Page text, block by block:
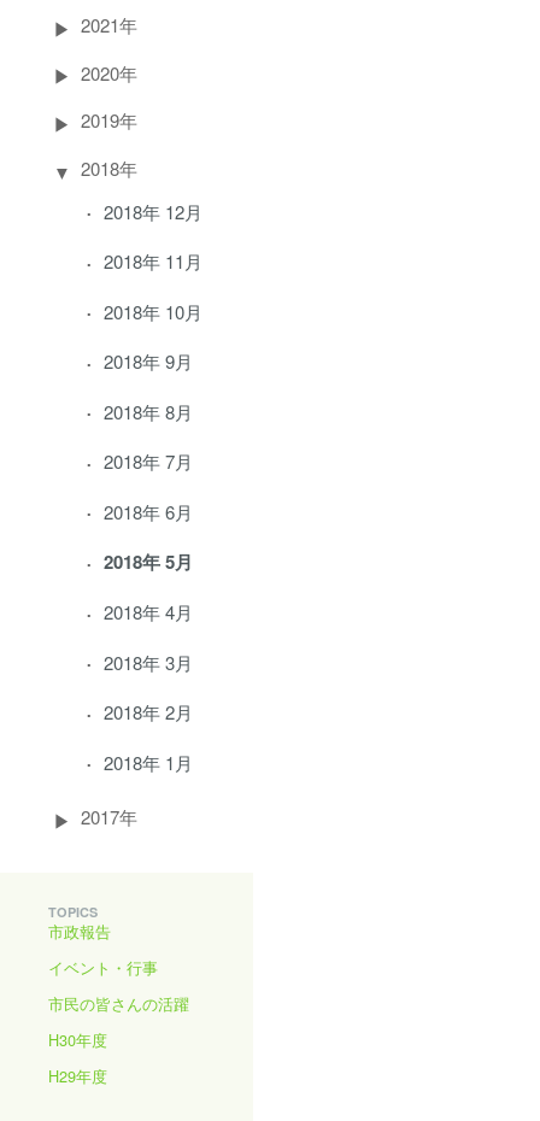
2021年
2020年
2019年
2018年
2018年 12月
2018年 11月
2018年 10月
2018年 9月
2018年 8月
2018年 7月
2018年 6月
2018年 5月
2018年 4月
2018年 3月
2018年 2月
2018年 1月
2017年
TOPICS
市政報告
イベント・行事
市民の皆さんの活躍
H30年度
H29年度